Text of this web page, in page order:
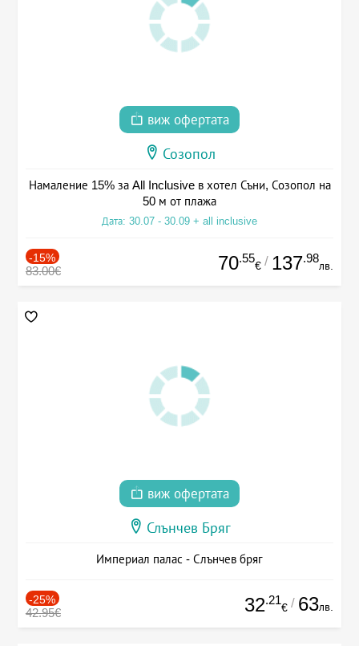
виж офертата
Созопол
Намаление 15% за All Inclusive в хотел Съни, Созопол на
50 м от плажа
Дата: 30.07 - 30.09 + all inclusive
-15%
83.00€ 70.55
€ / 137.98
лв.
виж офертата
Слънчев Бряг
Империал палас - Слънчев бряг
-25%
42.95€ 32.21
€ / 63лв.